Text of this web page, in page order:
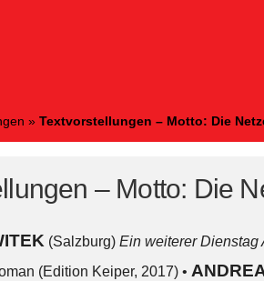
» Textvorstellungen – Motto: Die
– Motto: Die
(Salzburg)Ein weiterer Dienstag
(Edition Keiper, 2017) •